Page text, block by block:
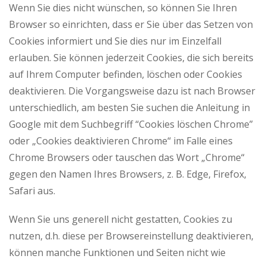
Wenn Sie dies nicht wünschen, so können Sie Ihren
Browser so einrichten, dass er Sie über das Setzen von
Cookies informiert und Sie dies nur im Einzelfall
erlauben. Sie können jederzeit Cookies, die sich bereits
auf Ihrem Computer befinden, löschen oder Cookies
deaktivieren. Die Vorgangsweise dazu ist nach Browser
unterschiedlich, am besten Sie suchen die Anleitung in
Google mit dem Suchbegriff “Cookies löschen Chrome”
oder „Cookies deaktivieren Chrome“ im Falle eines
Chrome Browsers oder tauschen das Wort „Chrome“
gegen den Namen Ihres Browsers, z. B. Edge, Firefox,
Safari aus.
Wenn Sie uns generell nicht gestatten, Cookies zu
nutzen, d.h. diese per Browsereinstellung deaktivieren,
können manche Funktionen und Seiten nicht wie